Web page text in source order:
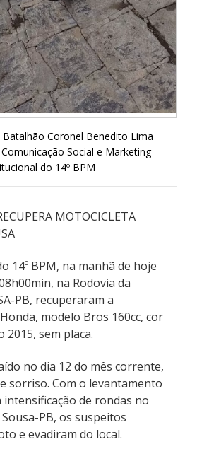
Batalhão Coronel Benedito Lima
Social e Marketing
do 14º BPM
MOTOCICLETA
14º BPM, na manhã de hoje
na Rodovia da
PB, recuperaram a
modelo Bros 160cc, cor
2015, sem placa.
no dia 12 do mês corrente,
sorriso. Com o levantamento
de rondas no
PB, os suspeitos
e evadiram do local.